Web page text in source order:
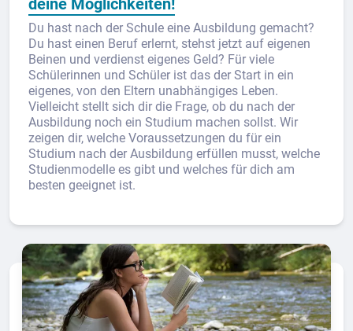
deine Möglichkeiten!
Du hast nach der Schule eine Ausbildung gemacht?
Du hast einen Beruf erlernt, stehst jetzt auf eigenen
Beinen und verdienst eigenes Geld? Für viele
Schülerinnen und Schüler ist das der Start in ein
eigenes, von den Eltern unabhängiges Leben.
Vielleicht stellt sich dir die Frage, ob du nach der
Ausbildung noch ein Studium machen sollst. Wir
zeigen dir, welche Voraussetzungen du für ein
Studium nach der Ausbildung erfüllen musst, welche
Studienmodelle es gibt und welches für dich am
besten geeignet ist.